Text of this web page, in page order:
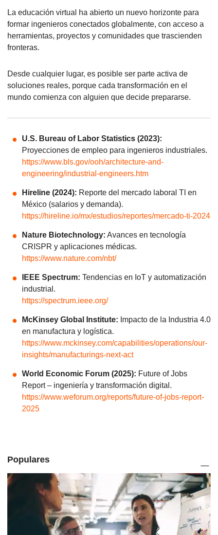
La educación virtual ha abierto un nuevo horizonte para
formar ingenieros conectados globalmente, con acceso a
herramientas, proyectos y comunidades que trascienden
fronteras.
Desde cualquier lugar, es posible ser parte activa de
soluciones reales, porque cada transformación en el
mundo comienza con alguien que decide prepararse.
U.S. Bureau of Labor Statistics (2023):
Proyecciones de empleo para ingenieros industriales.
https://www.bls.gov/ooh/architecture-and-
engineering/industrial-engineers.htm
Hireline (2024): Reporte del mercado laboral TI en
México (salarios y demanda).
https://hireline.io/mx/estudios/reportes/mercado-ti-2024
Nature Biotechnology: Avances en tecnología
CRISPR y aplicaciones médicas.
https://www.nature.com/nbt/
IEEE Spectrum: Tendencias en IoT y automatización
industrial.
https://spectrum.ieee.org/
McKinsey Global Institute: Impacto de la Industria 4.0
en manufactura y logística.
https://www.mckinsey.com/capabilities/operations/our-
insights/manufacturings-next-act
World Economic Forum (2025): Future of Jobs
Report – ingeniería y transformación digital.
https://www.weforum.org/reports/future-of-jobs-report-
2025
Populares